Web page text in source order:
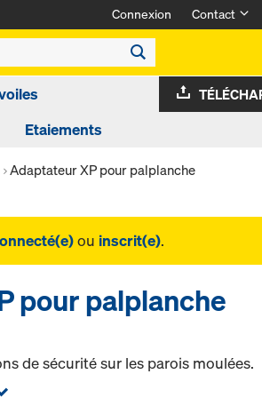
Connexion Contact
Etaiements
Adaptateur XP pour palplanche
ou inscrit(e).
pour palplanche
de sécurité sur les parois moulées.